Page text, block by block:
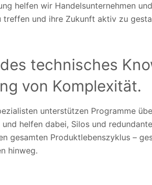
helfen wir Handelsunternehmen
treffen und ihre Zukunft aktiv zu
technisches
von Komplexität.
unterstützen Programme
helfen dabei, Silos und
gesamten Produktlebenszyklus –
hinweg.